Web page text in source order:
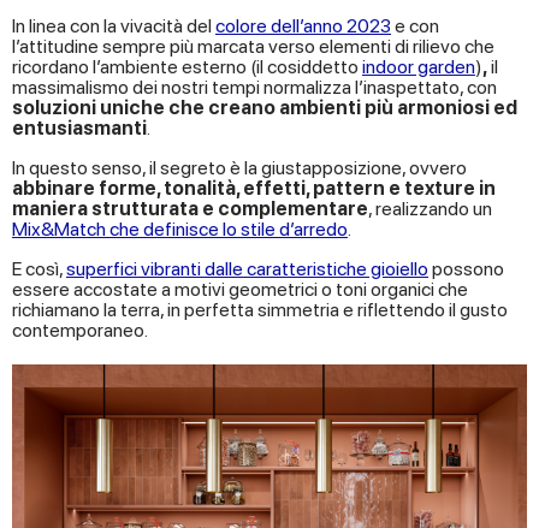
In linea con la vivacità delcolore dell’anno 2023 e con
l’attitudine sempre più marcata verso elementi di rilievo che
ricordano l’ambiente esterno (il cosiddetto indoor garden),il
massimalismo dei nostri tempi normalizza l’inaspettato, con
soluzioni uniche che creano ambienti più armoniosi ed
entusiasmanti.
In questo senso, il segreto è la giustapposizione, ovvero
abbinare forme, tonalità, effetti, pattern e texture in
maniera strutturata e complementare, realizzando un
Mix&Match che definisce lo stile d’arredo.
E così,superfici vibranti dalle caratteristiche gioiello possono
essere accostate a motivi geometrici o toni organici che
richiamano la terra, in perfetta simmetria e riflettendo il gusto
contemporaneo.